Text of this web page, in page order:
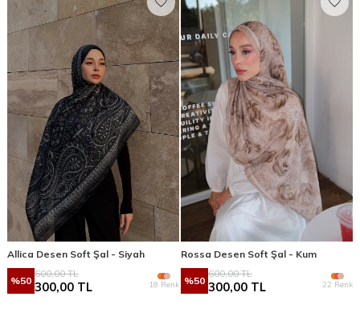
Allica Desen Soft Şal - Siyah
%50
600,00TL
300,00 TL 18 Renk
Rossa Desen Soft Şal - Kum
%50
600,00TL
300,00 TL 22 Renk